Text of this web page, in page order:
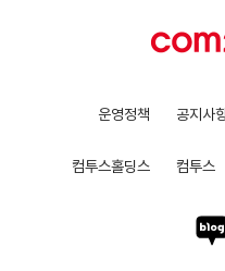
운영정책 공지사
컴투스홀딩스 컴투스